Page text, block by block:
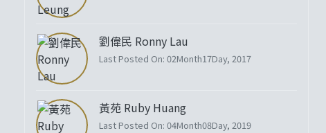
劉偉民 Ronny Lau
Last Posted On: 02Month17Day, 2017
黃苑 Ruby Huang
Last Posted On: 04Month08Day, 2019